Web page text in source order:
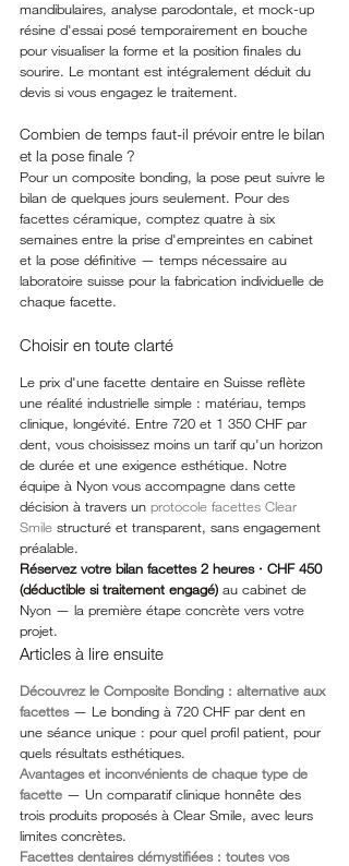
mandibulaires, analyse parodontale, et mock-up
résine d'essai posé temporairement en bouche
pour visualiser la forme et la position finales du
sourire. Le montant est intégralement déduit du
devis si vous engagez le traitement.
Combien de temps faut-il prévoir entre le bilan
et la pose finale ?
Pour un composite bonding, la pose peut suivre le
bilan de quelques jours seulement. Pour des
facettes céramique, comptez quatre à six
semaines entre la prise d'empreintes en cabinet
et la pose définitive — temps nécessaire au
laboratoire suisse pour la fabrication individuelle de
chaque facette.
Choisir en toute clarté
Le prix d'une facette dentaire en Suisse reflète
une réalité industrielle simple : matériau, temps
clinique, longévité. Entre 720 et 1 350 CHF par
dent, vous choisissez moins un tarif qu'un horizon
de durée et une exigence esthétique. Notre
équipe à Nyon vous accompagne dans cette
décision à travers un protocole facettes Clear
Smile structuré et transparent, sans engagement
préalable.
Réservez votre bilan facettes 2 heures · CHF 450
(déductible si traitement engagé) au cabinet de
Nyon — la première étape concrète vers votre
projet.
Articles à lire ensuite
Découvrez le Composite Bonding : alternative aux
facettes — Le bonding à 720 CHF par dent en
une séance unique : pour quel profil patient, pour
quels résultats esthétiques.
Avantages et inconvénients de chaque type de
facette — Un comparatif clinique honnête des
trois produits proposés à Clear Smile, avec leurs
limites concrètes.
Facettes dentaires démystifiées : toutes vos